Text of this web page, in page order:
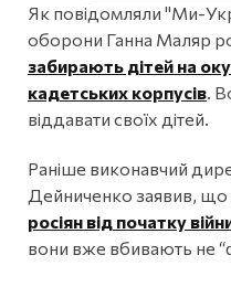
Як повідомляли "Ми-
оборони Ганна Маляр
забирають дітей на
кадетських корпусів .
віддавати своїх дітей.
Раніше виконавчий
Дейниченко заявив, що
росіян від початку
вони вже вбивають не